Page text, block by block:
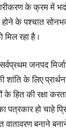
के क्रम में
के पश्चात
रहा है ।
जनपद
के लिए
के हित की रक्षा
पत्रकार हो चाहे
वातावरण बनाने